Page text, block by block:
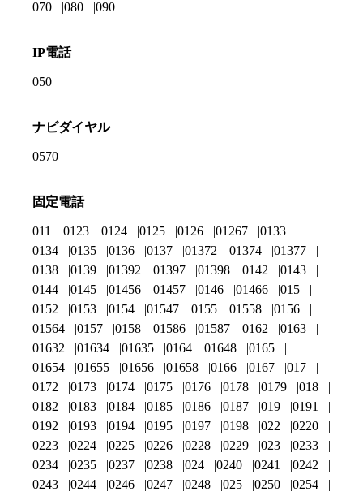
070 080 090
IP電話
050
ナビダイヤル
0570
固定電話
011 0123 0124 0125 0126 01267
0133
0134
0135 0136 0137 01372 01374
01377
0138
0139 01392 01397 01398 0142
0143
0144
0145 01456 01457 0146 01466
015
0152
0153 0154 01547 0155 01558
0156
01564
0157 0158 01586 01587 0162
0163
01632
01634 01635 0164 01648
0165
01654
01655 01656 01658 0166 0167
017
0172
0173 0174 0175 0176 0178 0179
018
0182
0183 0184 0185 0186 0187 019
0191
0192
0193 0194 0195 0197 0198 022
0220
0223
0224 0225 0226 0228 0229 023
0233
0234
0235 0237 0238 024 0240 0241
0242
0243
0244 0246 0247 0248 025 0250 0254